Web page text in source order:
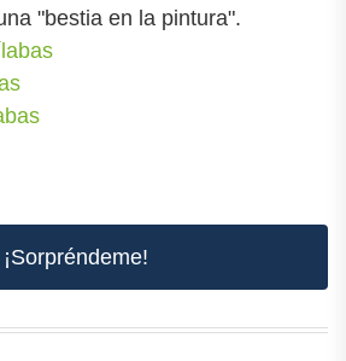
"bestia en la pintura".
¡Sorpréndeme!